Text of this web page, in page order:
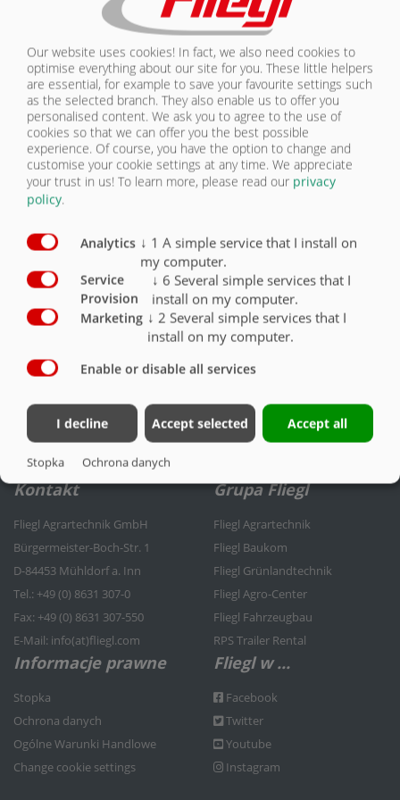
OŚWIETLENIE | TPA 370
Wyposażenie –
oświetlenie/bezpieczeństwo
Seryjnie Opcjonalnie
2 lampy pięciokomorowe 12 V z wtyczką 7-
biegunową i szkłem odpornym na uderzenia
X
Oświetlenie LED 12 V, wtyczka 7-biegunowa
Boczne światła sygnalizacyjne po prawej i
lewej stronie (żółte)
Światła obrysowe (z tyłu białe/czerwone)
Światła pozycyjne przednie, białe
4 tablice ostrzegawcze oświetlone, wysuwane
na 3000 mm
Kontakt
Fliegl Agrartechnik GmbH
Bürgermeister-Boch-Str. 1
D-84453 Mühldorf a. Inn
Tel.: +49 (0) 8631 307-0
Fax: +49 (0) 8631 307-550
E-Mail: info(at)fliegl.com
Grupa Fliegl
Fliegl Agrartechnik
Fliegl Baukom
Fliegl Grünlandtechnik
Fliegl Agro-Center
Fliegl Fahrzeugbau
RPS Trailer Rental
Informacje prawne
Stopka
Ochrona danych
Ogólne Warunki Handlowe
Change cookie settings
Fliegl w ...
Facebook
Twitter
Youtube
Instagram
Our website uses cookies! In fact, we also need cookies to
optimise everything about our site for you. These little helpers
are essential, for example to save your favourite settings such
as the selected branch. They also enable us to offer you
personalised content. We ask you to agree to the use of
cookies so that we can offer you the best possible
experience. Of course, you have the option to change and
customise your cookie settings at any time. We appreciate
your trust in us! To learn more, please read our privacy
policy.
Analytics ↓ 1 A simple service that I install on
my computer.
Service
Provision
↓ 6 Several simple services that I
install on my computer.
Marketing ↓ 2 Several simple services that I
install on my computer.
Enable or disable all services
I decline Accept selected Accept all
Stopka Ochrona danych